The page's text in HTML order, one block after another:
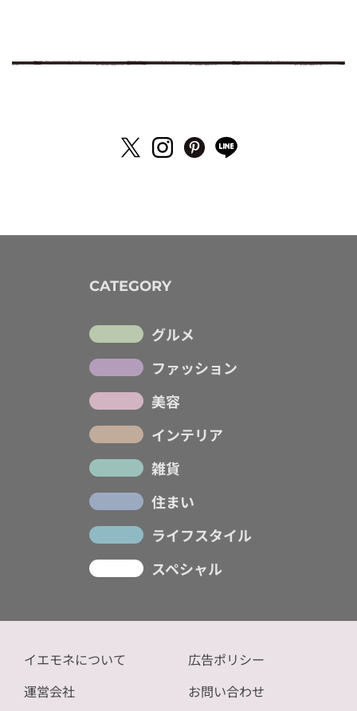
CATEGORY
グルメ
ファッション
美容
インテリア
雑貨
住まい
ライフスタイル
スペシャル
イエモネについて
運営会社
広告ポリシー
お問い合わせ